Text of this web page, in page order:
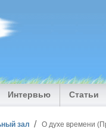
Интервью Статьи
зал О духе времени